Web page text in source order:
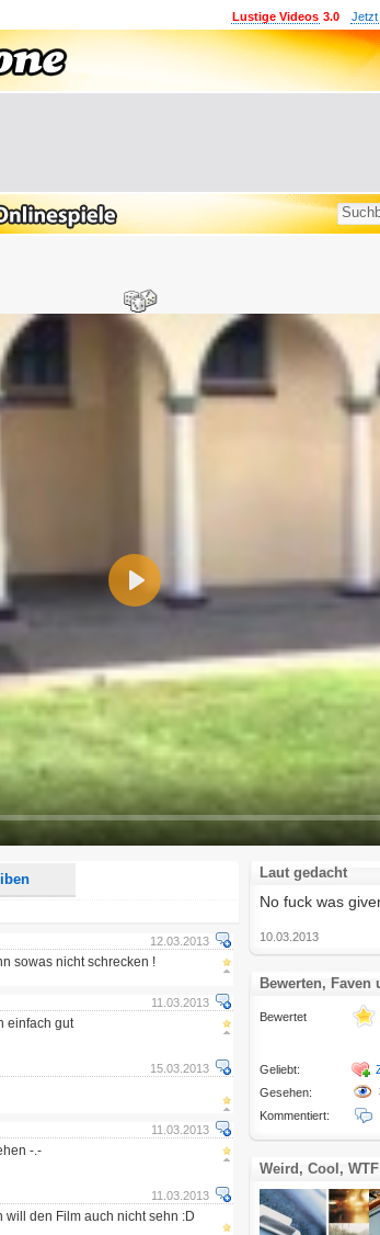
Jetzt
Lustige Videos 3.0
Play
Kommentar entfernt.
oder "http://" in URLs
erscheinen.
erscheinen.
12.03.2013
sowas nicht schrecken !
11.03.2013
einfach gut
15.03.2013
11.03.2013
-.-
11.03.2013
den Film auch nicht sehn :D
Laut gedacht
No fuck was
10.03.2013
Bewerten, Faven
Bewertet
Geliebt:
Gesehen:
Kommentiert:
Weird, Cool, WTF